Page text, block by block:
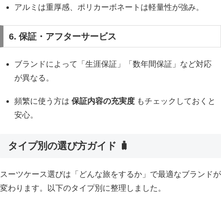
アルミは重厚感、ポリカーボネートは軽量性が強み。
6. 保証・アフターサービス
ブランドによって「生涯保証」「数年間保証」など対応
が異なる。
頻繁に使う方は保証内容の充実度 もチェックしておくと
安心。
タイプ別の選び方ガイド 🧳
スーツケース選びは「どんな旅をするか」で最適なブランドが
変わります。以下のタイプ別に整理しました。